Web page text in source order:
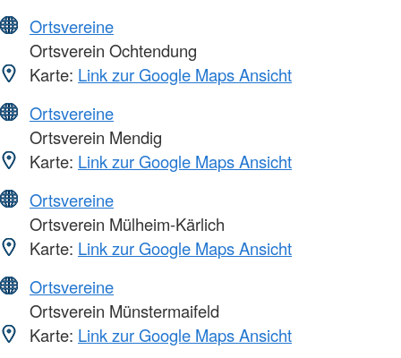
Ortsvereine
Ortsverein Ochtendung
Karte: Link zur Google Maps Ansicht
Ortsvereine
Ortsverein Mendig
Karte: Link zur Google Maps Ansicht
Ortsvereine
Ortsverein Mülheim-Kärlich
Karte: Link zur Google Maps Ansicht
Ortsvereine
Ortsverein Münstermaifeld
Karte: Link zur Google Maps Ansicht